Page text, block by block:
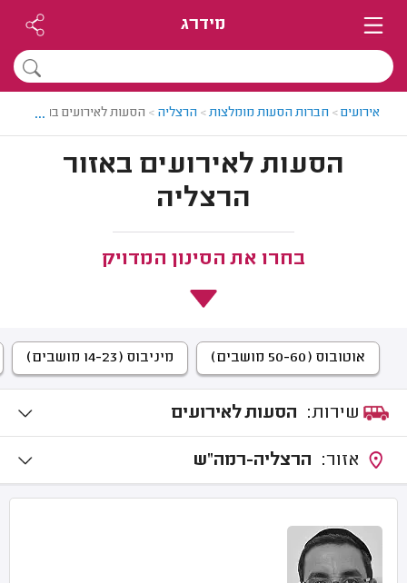
מידרג
אירועים> חברות הסעות מומלצות> הרצליה > הסעות לאירועים בהרצליה
...
הסעות לאירועים באזור
הרצליה
בחרו את הסינון המדויק
אוטובוס (50-60 מושבים) מיניבוס (14-23 מושבים)
הסעות לאירועים
הרצליה-רמה"ש